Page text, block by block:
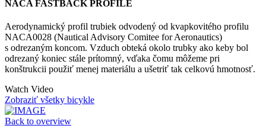
NACA FASTBACK PROFILE
Aerodynamický profil trubiek odvodený od kvapkovitého profilu
NACA0028 (Nautical Advisory Comitee for Aeronautics)
s odrezaným koncom. Vzduch obteká okolo trubky ako keby bol
odrezaný koniec stále prítomný, vďaka čomu môžeme pri
konštrukcii použiť menej materiálu a ušetriť tak celkovú hmotnosť.
Watch Video
Zobraziť všetky bicykle
Back to overview